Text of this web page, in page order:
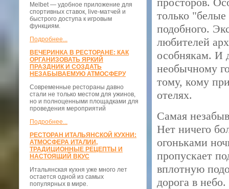
Melbet — удобное приложение для
спортивных ставок, live-матчей и
быстрого доступа к игровым
функциям.
Подробнее...
ВЕЧЕРИНКА В РЕСТОРАНЕ: КАК
ОРГАНИЗОВАТЬ ЯРКИЙ
ПРАЗДНИК И СОЗДАТЬ
НЕЗАБЫВАЕМУЮ АТМОСФЕРУ
Современные рестораны давно
стали не только местом для ужинов,
но и полноценными площадками для
проведения мероприятий
Подробнее...
РЕСТОРАН ИТАЛЬЯНСКОЙ КУХНИ:
АТМОСФЕРА ИТАЛИИ,
ТРАДИЦИОННЫЕ РЕЦЕПТЫ И
НАСТОЯЩИЙ ВКУС
Итальянская кухня уже много лет
остается одной из самых
популярных в мире.
только
подобного.
любителей
особнякам. И
необычному
тому, кому
отелях.
Самая
Нет ничего
огоньками
пропускает
вплотную
дорога в небо.